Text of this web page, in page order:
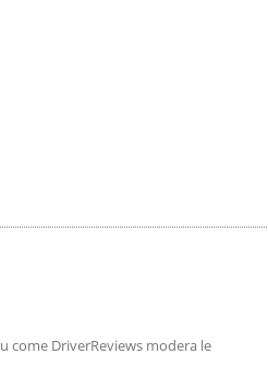
come DriverReviews modera le